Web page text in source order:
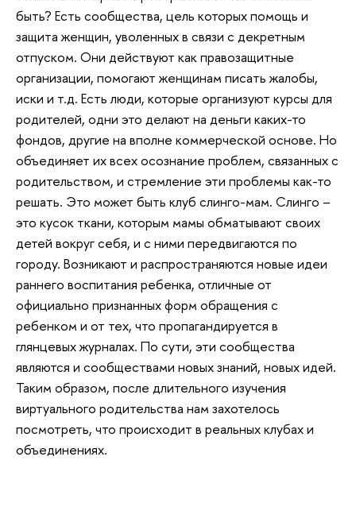
быть? Есть сообщества, цель которых помощь и
защита женщин, уволенных в связи с декретным
отпуском. Они действуют как правозащитные
организации, помогают женщинам писать жалобы,
иски и т.д. Есть люди, которые организуют курсы для
родителей, одни это делают на деньги каких-то
фондов, другие на вполне коммерческой основе. Но
объединяет их всех осознание проблем, связанных с
родительством, и стремление эти проблемы как-то
решать. Это может быть клуб слинго-мам. Слинго –
это кусок ткани, которым мамы обматывают своих
детей вокруг себя, и с ними передвигаются по
городу. Возникают и распространяются новые идеи
раннего воспитания ребенка, отличные от
официально признанных форм обращения с
ребенком и от тех, что пропагандируется в
глянцевых журналах. По сути, эти сообщества
являются и сообществами новых знаний, новых идей.
Таким образом, после длительного изучения
виртуального родительства нам захотелось
посмотреть, что происходит в реальных клубах и
объединениях.